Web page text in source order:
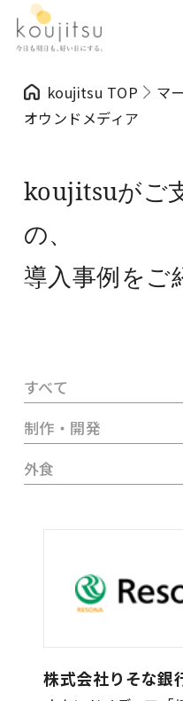
koujitsu TOP
マ
オウンドメディア
koujitsuがご
の、
導入事例をご
すべて
制作・開発
外食
株式会社りそな銀